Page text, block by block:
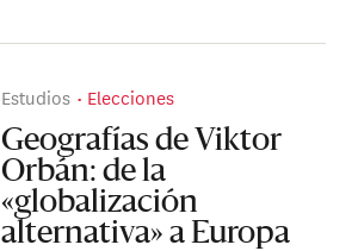
Estudios Elecciones
Geografías de Viktor
Orbán: de la
«globalización
alternativa» a Europa